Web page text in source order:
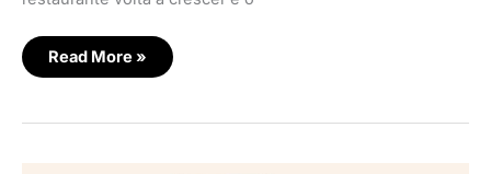
Read More »